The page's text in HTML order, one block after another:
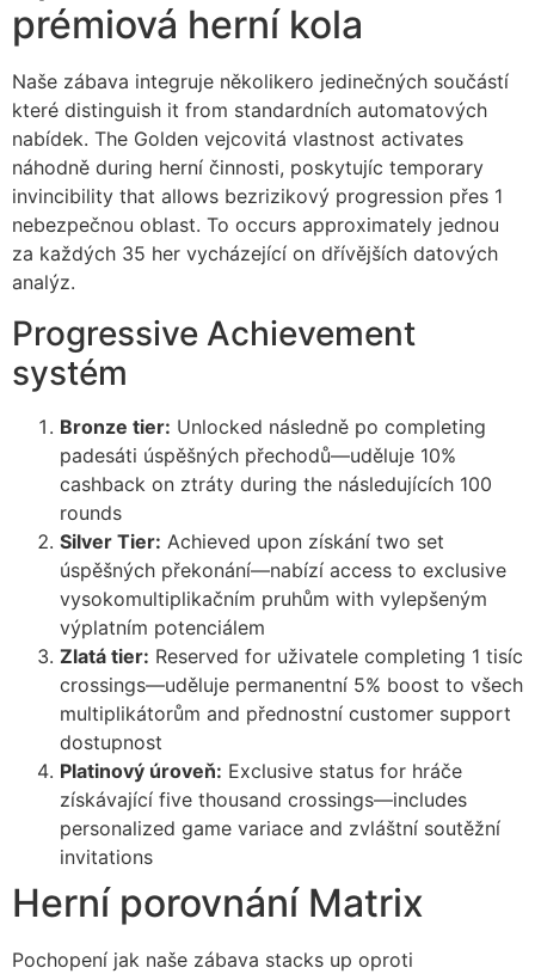
panel
panel
panel
panel
panel
panel
panel
panel
panel
panel
satın al
Panel
Panel
Panel
Panel
Panel
Panel
Panel
Panel
prémiová herní kola
Naše zábava integruje několikero jedinečných součástí
které distinguish it from standardních automatových
nabídek. The Golden vejcovitá vlastnost activates
náhodně during herní činnosti, poskytujíc temporary
invincibility that allows bezrizikový progression přes 1
nebezpečnou oblast. To occurs approximately jednou
za každých 35 her vycházející on dřívějších datových
analýz.
Progressive Achievement
systém
Bronze tier: Unlocked následně po completing
padesáti úspěšných přechodů—uděluje 10%
cashback on ztráty during the následujících 100
rounds
Silver Tier: Achieved upon získání two set
úspěšných překonání—nabízí access to exclusive
vysokomultiplikačním pruhům with vylepšeným
výplatním potenciálem
Zlatá tier: Reserved for uživatele completing 1 tisíc
crossings—uděluje permanentní 5% boost to všech
multiplikátorům and přednostní customer support
dostupnost
Platinový úroveň: Exclusive status for hráče
získávající five thousand crossings—includes
personalized game variace and zvláštní soutěžní
invitations
Herní porovnání Matrix
Pochopení jak naše zábava stacks up oproti